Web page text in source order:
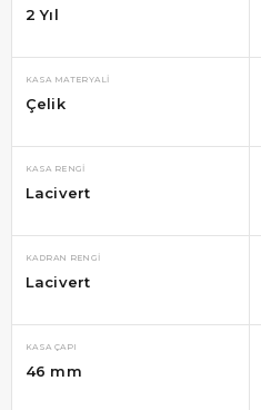
2 Yıl
KASA MATERYALI
Çelik
KASA RENGI
Lacivert
KADRAN RENGI
Lacivert
KASA ÇAPI
46 mm